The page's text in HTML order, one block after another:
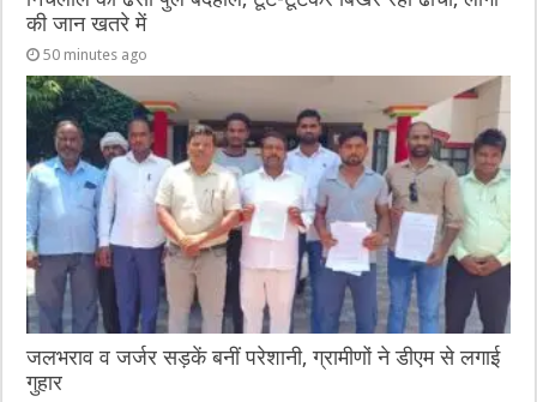
की जान खतरे में
50 minutes ago
जलभराव व जर्जर सड़कें बनीं परेशानी, ग्रामीणों ने डीएम से लगाई
गुहार